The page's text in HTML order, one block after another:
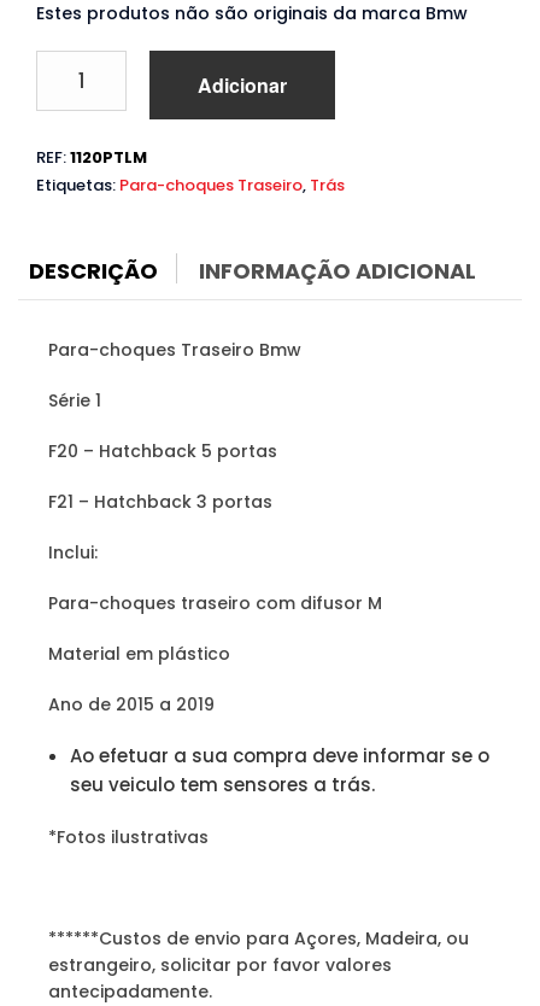
Estes produtos não são originais da marca Bmw
Para-
Bmw
Série
F21
2019)
Adicionar
REF:1120PTLM
Etiquetas: Para-choques Traseiro, Trás
DESCRIÇÃO INFORMAÇÃO ADICIONAL
Para-choques Traseiro Bmw
Série 1
F20 – Hatchback 5 portas
F21 – Hatchback 3 portas
Inclui:
Para-choques traseiro com difusor M
Material em plástico
Ano de 2015 a 2019
Ao efetuar a sua compra deve informar se o
seu veiculo tem sensores a trás.
*Fotos ilustrativas
******Custos de envio para Açores, Madeira, ou
estrangeiro, solicitar por favor valores
antecipadamente.